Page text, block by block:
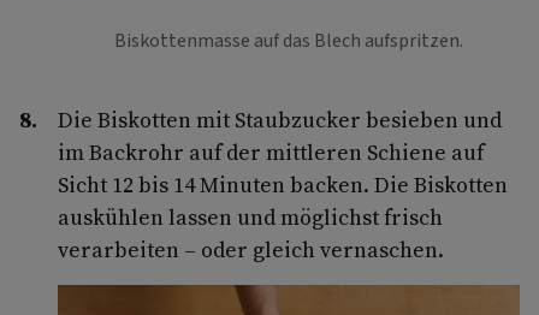
Biskottenmasse auf das Blech aufspritzen.
Die Biskotten mit Staubzucker besieben und
im Backrohr auf der mittleren Schiene auf
Sicht 12 bis 14 Minuten backen. Die Biskotten
auskühlen lassen und möglichst frisch
verarbeiten – oder gleich vernaschen.